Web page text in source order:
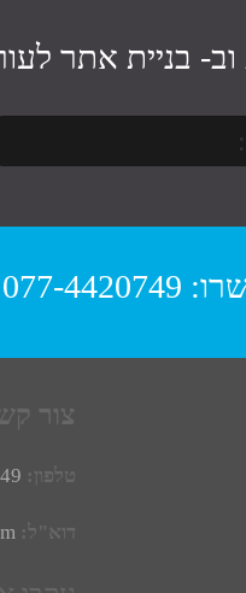
בניית אתר
077-4420749
צור
טלפון:
דוא"ל: